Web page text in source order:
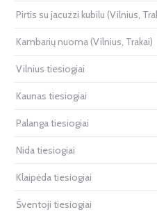
Pirtis su jacuzzi kubilu (Vilnius,
Kambarių nuoma (Vilnius, Trakai)
Vilnius tiesiogiai
Kaunas tiesiogiai
Palanga tiesiogiai
Nida tiesiogiai
Klaipėda tiesiogiai
Šventoji tiesiogiai